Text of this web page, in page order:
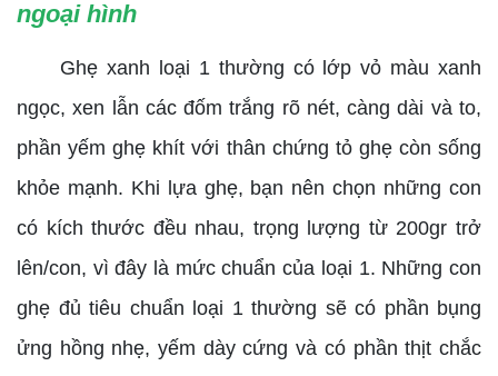
ngoại hình
Ghẹ xanh loại 1 thường có lớp vỏ màu xanh
ngọc, xen lẫn các đốm trắng rõ nét, càng dài và to,
phần yếm ghẹ khít với thân chứng tỏ ghẹ còn sống
khỏe mạnh. Khi lựa ghẹ, bạn nên chọn những con
có kích thước đều nhau, trọng lượng từ 200gr trở
lên/con, vì đây là mức chuẩn của loại 1. Những con
ghẹ đủ tiêu chuẩn loại 1 thường sẽ có phần bụng
ửng hồng nhẹ, yếm dày cứng và có phần thịt chắc